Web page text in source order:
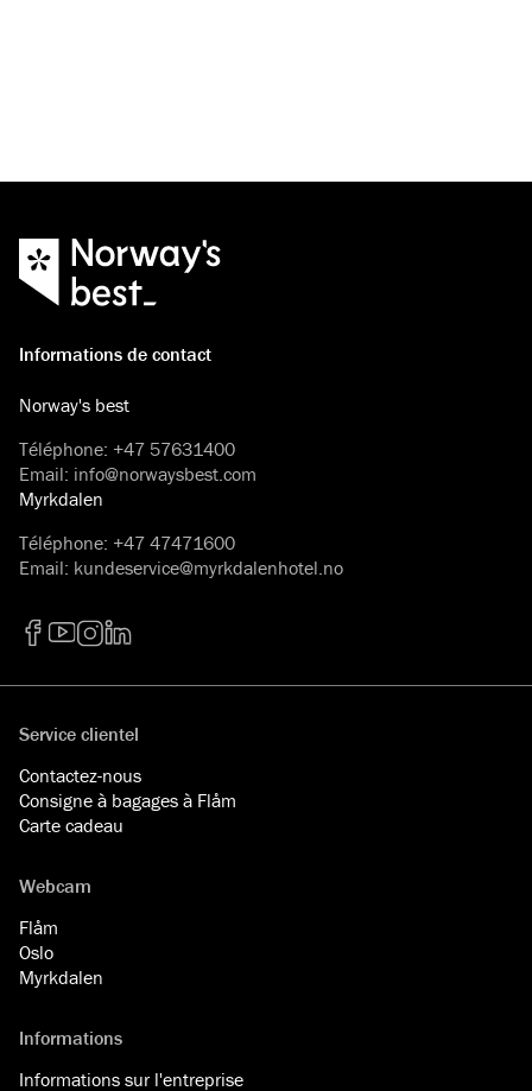
Informations de contact
Norway's best
Téléphone: +47 57631400
Email: info@norwaysbest.com
Myrkdalen
Téléphone: +47 47471600
Email: kundeservice@myrkdalenhotel.no
Service clientel
Contactez-nous
Consigne à bagages à Flåm
Carte cadeau
Webcam
Flåm
Oslo
Myrkdalen
Informations
Informations sur l'entreprise